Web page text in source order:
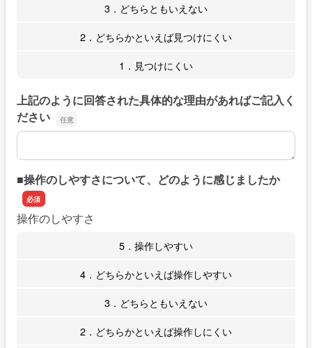
3．どちらともいえない
2．どちらかといえば見つけにくい
1．見つけにくい
上記のように回答された具体的な理由があればご記入く
ださい
上記のように回答された具体的な理由があればご記入くだ
■操作のしやすさについて、どのように感じましたか
操作のしやすさ
5．操作しやすい
4．どちらかといえば操作しやすい
3．どちらともいえない
2．どちらかといえば操作しにくい